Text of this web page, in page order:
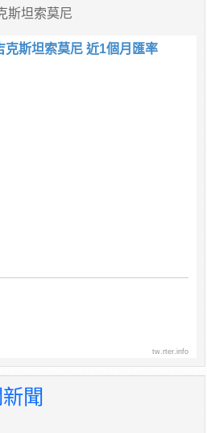
斯坦索莫尼
克斯坦索莫尼 近1個月匯率
tw.rter.info
聞